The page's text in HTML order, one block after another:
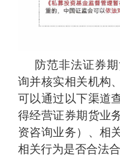
防范非法证券
询并核实相关机构
可以通过以下渠道
得经营证券期货业
资咨询业务）、相
相关行为是否合法合